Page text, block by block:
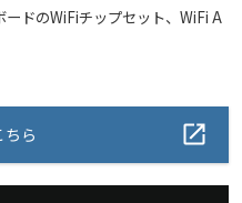
ドのWiFiチップセット、WiFi A
ら